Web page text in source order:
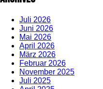
Juli 2026
Juni 2026
Mai 2026
April 2026
März 2026
Februar 2026
November 2025
Juli 2025